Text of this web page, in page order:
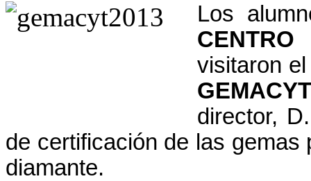
Los
visitaron
GEMACYT
director,
de certificación de las gemas
diamante.